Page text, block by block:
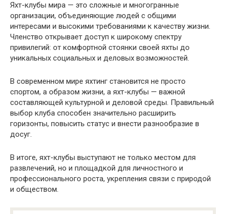
Яхт-клубы мира — это сложные и многогранные
организации, объединяющие людей с общими
интересами и высокими требованиями к качеству жизни.
Членство открывает доступ к широкому спектру
привилегий: от комфортной стоянки своей яхты до
уникальных социальных и деловых возможностей.
В современном мире яхтинг становится не просто
спортом, а образом жизни, а яхт-клубы — важной
составляющей культурной и деловой среды. Правильный
выбор клуба способен значительно расширить
горизонты, повысить статус и внести разнообразие в
досуг.
В итоге, яхт-клубы выступают не только местом для
развлечений, но и площадкой для личностного и
профессионального роста, укрепления связи с природой
и обществом.